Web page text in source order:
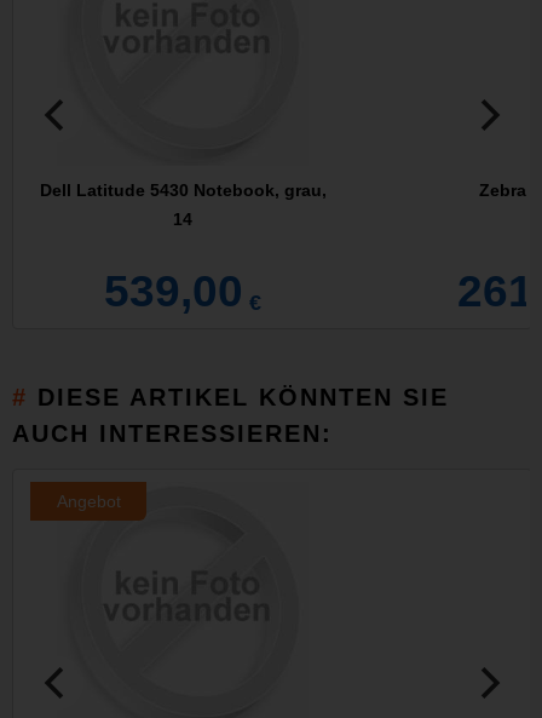
Dell Latitude 5430 Notebook, grau,
14
539,00 €
Zebra
DIESE ARTIKEL KÖNNTEN SIE
AUCH INTERESSIEREN:
Angebot